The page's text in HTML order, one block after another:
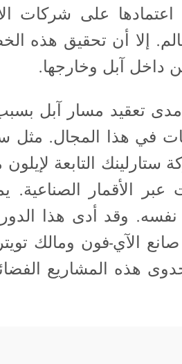
اعتمادها على شركات
إلا أن تحقيق هذه
داخل آبل وخارجها.
تعقيد مسار آبل
في هذا المجال. مثل
التابعة لإيلون
عبر الأقمار
وقد أدى هذا
الآي-فون ومالك
هذه المشاريع